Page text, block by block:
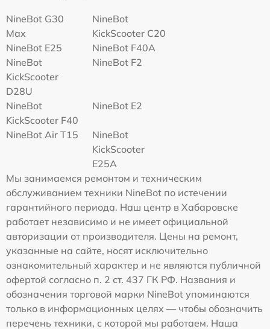
NineBot G30
Max
NineBot
KickScooter C20
NineBot E25
NineBot F40A
NineBot
KickScooter
D28U
NineBot F2
NineBot
KickScooter F40
NineBot E2
NineBot Air T15
NineBot
KickScooter
E25A
Мы занимаемся ремонтом и техническим
обслуживанием техники NineBot по истечении
гарантийного периода. Наш центр в Хабаровске
работает независимо и не имеет официальной
авторизации от производителя. Цены на ремонт,
указанные на сайте, носят исключительно
ознакомительный характер и не являются публичной
офертой согласно п. 2 ст. 437 ГК РФ. Названия и
обозначения торговой марки NineBot упоминаются
только в информационных целях — чтобы обозначить
перечень техники, с которой мы работаем. Наша